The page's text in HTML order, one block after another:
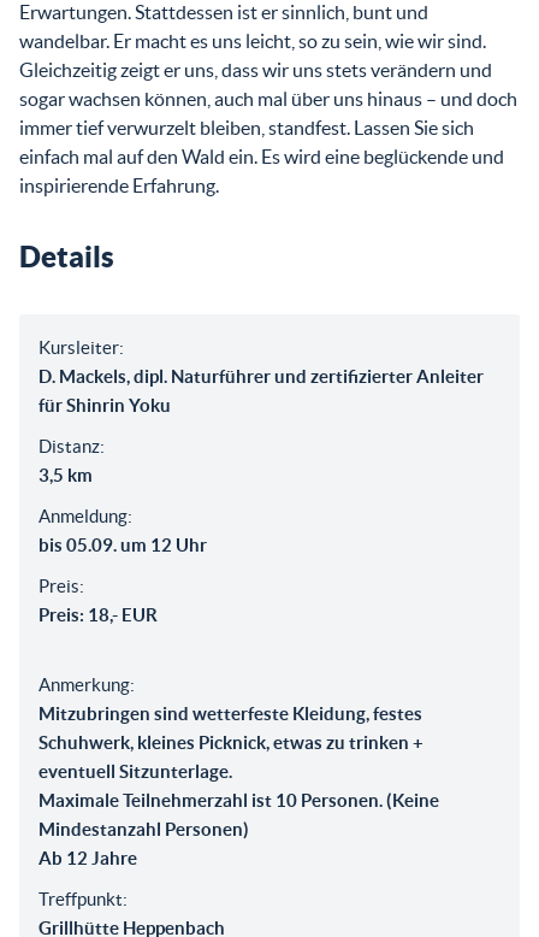
Erwartungen. Stattdessen ist er sinnlich, bunt und
wandelbar. Er macht es uns leicht, so zu sein, wie wir sind.
Gleichzeitig zeigt er uns, dass wir uns stets verändern und
sogar wachsen können, auch mal über uns hinaus – und doch
immer tief verwurzelt bleiben, standfest. Lassen Sie sich
einfach mal auf den Wald ein. Es wird eine beglückende und
inspirierende Erfahrung.
Details
Kursleiter:
D. Mackels, dipl. Naturführer und zertifizierter Anleiter
für Shinrin Yoku
Distanz:
3,5 km
Anmeldung:
bis 05.09. um 12 Uhr
Preis:
Preis: 18,- EUR
Anmerkung:
Mitzubringen sind wetterfeste Kleidung, festes
Schuhwerk, kleines Picknick, etwas zu trinken +
eventuell Sitzunterlage.
Maximale Teilnehmerzahl ist 10 Personen. (Keine
Mindestanzahl Personen)
Ab 12 Jahre
Treffpunkt:
Grillhütte Heppenbach